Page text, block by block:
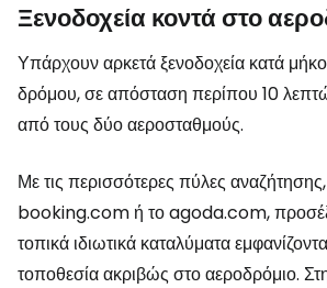
Ξενοδοχεία κοντά στο
Υπάρχουν αρκετά ξενοδοχεία κατά
δρόμου, σε απόσταση περίπου 10
από τους δύο αεροσταθμούς.
Με τις περισσότερες πύλες
booking.com ή το agoda.com,
τοπικά ιδιωτικά καταλύματα
τοποθεσία ακριβώς στο αεροδρόμιο.